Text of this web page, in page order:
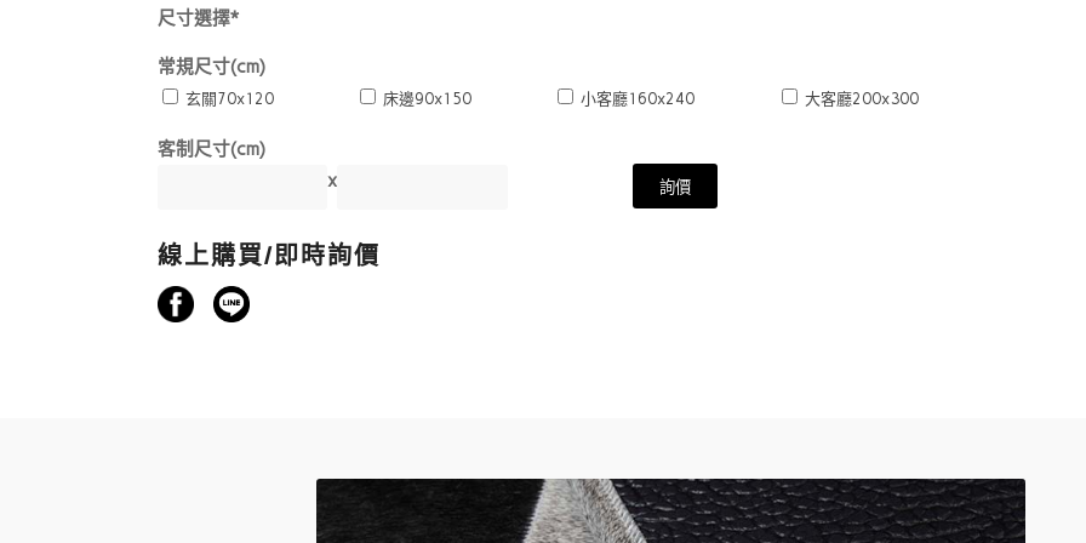
尺寸選擇*
常規尺寸(cm)
玄關70x120 床邊90x150 小客廳160x240 大客廳200x300
客制尺寸(cm)
x
線上購買/即時詢價